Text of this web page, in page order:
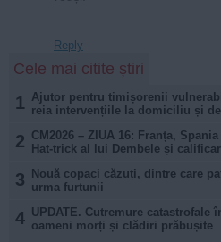
Reply
Cele mai citite știri
1 Ajutor pentru timișorenii
reia intervențiile la domiciliu și
2 CM2026 – ZIUA 16: Franța,
Hat-trick al lui Dembele și
3
Nouă copaci căzuți, dintre care
urma furtunii
4
UPDATE. Cutremure catastrofale
oameni morți și clădiri prăbușite